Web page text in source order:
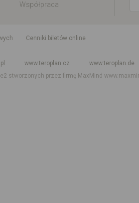
Współpraca
Cenniki biletów online
www.teroplan.cz
www.teroplan.de
stworzonych przez firmę MaxMind